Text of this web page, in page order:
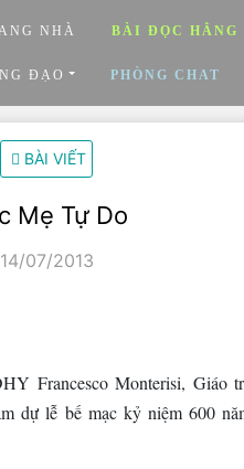
NHÀ BÀI ĐỌC HẰNG
ĐẠO PHÒNG CHAT
BÀI VIẾT
Mẹ Tự Do
14/07/2013
Francesco Monterisi, Giáo
dự lễ bế mạc kỷ niệm 600